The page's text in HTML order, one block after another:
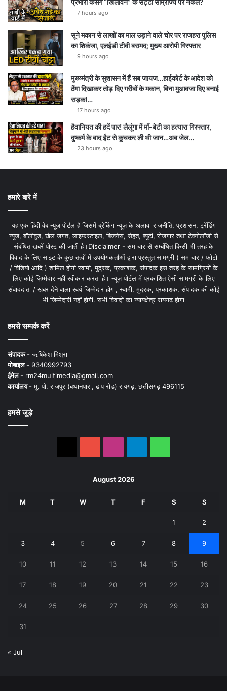
प्रभारी कसेंगे “खिलावन” के सट्टा साम्राज्य पर नकेल?
7 hours ago
सूने मकान से लाखों का माल उड़ाने वाले चोर पर राजहरा पुलिस
का शिकंजा, एलईडी टीवी बरामद; मुख्य आरोपी गिरफ्तार
9 hours ago
मुख्य्मंत्री के सुशासन में हैं सब जायज…हाईकोर्ट के आदेश को
ठेंगा दिखाकर तोड़ दिए गरीबों के मकान, बिना मुआवजा दिए बनाई
सड़क!…
17 hours ago
हैवानियत की हदें पार! लैलूंगा में माँ-बेटी का हत्यारा गिरफ्तार,
दुष्कर्म के बाद ईंट से कूचकर ली थी जान…अब जेल…
23 hours ago
हमारे बारे में
यह एक हिंदी वेब न्यूज़ पोर्टल है जिसमें ब्रेकिंग न्यूज़ के अलावा राजनीति, प्रशासन, ट्रेंडिंग
न्यूज, बॉलीवुड, खेल जगत, लाइफस्टाइल, बिजनेस, सेहत, ब्यूटी, रोजगार तथा टेक्नोलॉजी से
संबंधित खबरें पोस्ट की जाती है।Disclaimer - समाचार से सम्बंधित किसी भी तरह के
विवाद के लिए साइट के कुछ तत्वों में उपयोगकर्ताओं द्वारा प्रस्तुत सामग्री ( समाचार / फोटो
/ विडियो आदि ) शामिल होगी स्वामी, मुद्रक, प्रकाशक, संपादक इस तरह के सामग्रियों के
लिए कोई ज़िम्मेदार नहीं स्वीकार करता है। न्यूज़ पोर्टल में प्रकाशित ऐसी सामग्री के लिए
संवाददाता / खबर देने वाला स्वयं जिम्मेदार होगा, स्वामी, मुद्रक, प्रकाशक, संपादक की कोई
भी जिम्मेदारी नहीं होगी. सभी विवादों का न्यायक्षेत्र रायगढ़ होगा
हमसे सम्पर्क करें
संपादक -ऋषिकेश मिश्रा
मोबाइल - 9340992793
ईमेल - rm24multimedia@gmail.com
कार्यालय -मु. पो. राजपुर (बथानपारा, ढाप रोड) रायगढ़, छत्तीसगढ़ 496115
हमसे जुड़े
August 2026
M T W T F S S
1 2
3 4 5 6 7 8 9
10 11 12 13 14 15 16
17 18 19 20 21 22 23
24 25 26 27 28 29 30
31
« Jul